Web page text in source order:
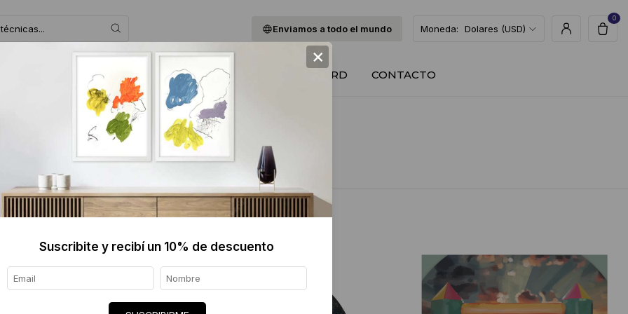
Enviamos a todo el mundo Moneda: Dolares (USD)
0
BLOG QUIENES SOMOS GIFT CARD CONTACTO
×
Suscribite y recibí un 10% de descuento